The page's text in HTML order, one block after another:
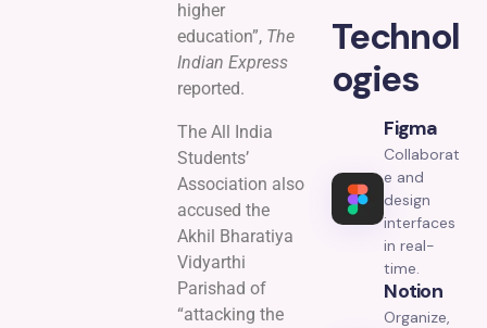
higher
education”, The
Indian Express
reported.
The All India
Students’
Association also
accused the
Akhil Bharatiya
Vidyarthi
Parishad of
“attacking the
Technol
ogies
Figma
Collaborat
e and
design
interfaces
in real-
time.
Notion
Organize,